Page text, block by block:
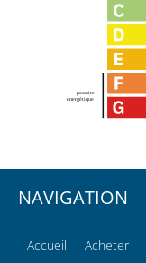
NAVIGATION
Accueil Acheter